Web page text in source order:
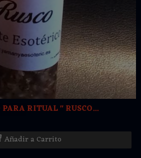
RITUAL " RUSCO...
Añadir a Carrito